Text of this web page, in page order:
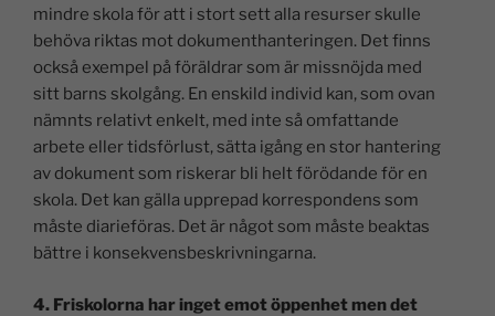
mindre skola för att i stort sett alla resurser skulle
behöva riktas mot dokumenthanteringen. Det finns
också exempel på föräldrar som är missnöjda med
sitt barns skolgång. En enskild individ kan, som ovan
nämnts relativt enkelt, med inte så omfattande
arbete eller tidsförlust, sätta igång en stor hantering
av dokument som riskerar bli helt förödande för en
skola. Det kan gälla upprepad korrespondens som
måste diarieföras. Det är något som måste beaktas
bättre i konsekvensbeskrivningarna.
4. Friskolorna har inget emot öppenhet men det